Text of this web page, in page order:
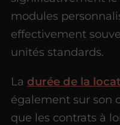
modules
effectivement
unités standards.
La durée de la
également sur son
que les contrats à